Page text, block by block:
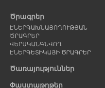
Ծրագրեր
ԷՆԵՐԳԱԽՆԱՅՈՂՈՒԹՅԱՆ
ԾՐԱԳՐԵՐ
ՎԵՐԱԿԱՆԳՆՎՈՂ
ԷՆԵՐԳԵՏԻԿԱՅԻ ԾՐԱԳՐԵՐ
Ծառայություններ
Փաստաթղթեր